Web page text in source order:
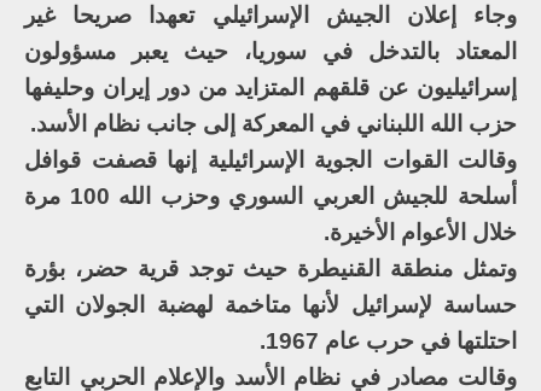
وجاء إعلان الجيش الإسرائيلي تعهدا صريحا غير
المعتاد بالتدخل في سوريا، حيث يعبر مسؤولون
إسرائيليون عن قلقهم المتزايد من دور إيران وحليفها
حزب الله اللبناني في المعركة إلى جانب نظام الأسد.
وقالت القوات الجوية الإسرائيلية إنها قصفت قوافل
أسلحة للجيش العربي السوري وحزب الله 100 مرة
خلال الأعوام الأخيرة.
وتمثل منطقة القنيطرة حيث توجد قرية حضر، بؤرة
حساسة لإسرائيل لأنها متاخمة لهضبة الجولان التي
احتلتها في حرب عام 1967.
وقالت مصادر في نظام الأسد والإعلام الحربي التابع